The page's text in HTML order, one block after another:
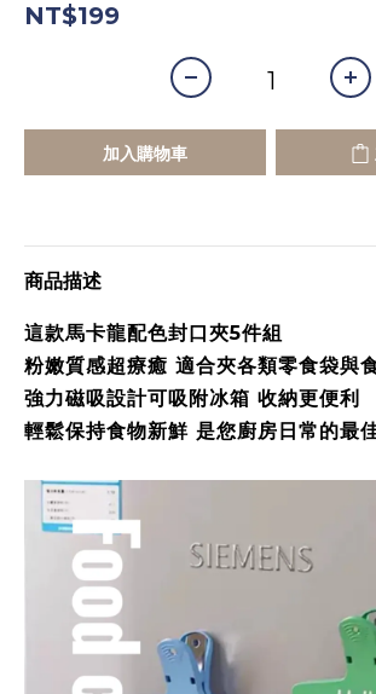
NT$199
加入購物車
商品描述
這款馬卡龍配色封口夾5件組
粉嫩質感超療癒 適合夾各類零食袋與
強力磁吸設計可吸附冰箱 收納更便利
輕鬆保持食物新鮮 是您廚房日常的最